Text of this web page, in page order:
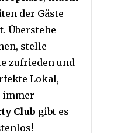
der Gäste
Überstehe
stelle
zufrieden und
Lokal,
immer
Club gibt es